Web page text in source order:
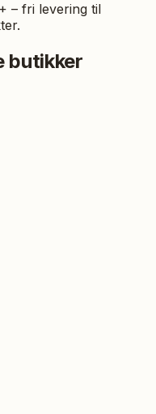
– fri levering til
butikker